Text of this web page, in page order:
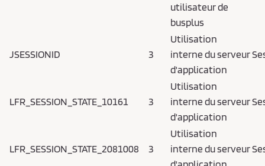
utilisateur de
busplus
JSESSIONID 3
Utilisation
interne du serveur
d'application
LFR_SESSION_STATE_10161 3
Utilisation
interne du serveur
d'application
LFR_SESSION_STATE_2081008 3
Utilisation
interne du serveur